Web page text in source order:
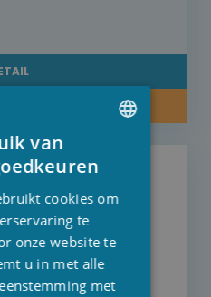
ENGLISH
van
cookies om
te
onze website te
u in met alle
met